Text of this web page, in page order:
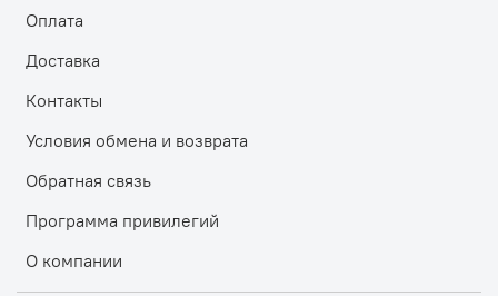
Оплата
Доставка
Контакты
Условия обмена и возврата
Обратная связь
Программа привилегий
О компании